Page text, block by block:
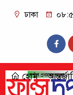
ঢাকা
হোম